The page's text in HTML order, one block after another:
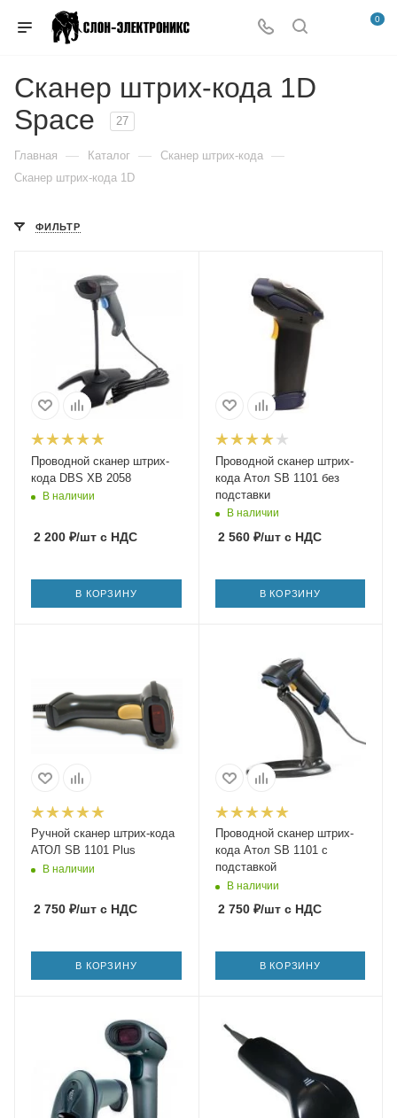
0
Сканер штрих-кода 1D
Space
27
Главная — Каталог — Сканер штрих-кода —
Сканер штрих-кода 1D
ФИЛЬТР
Проводной сканер штрих-
кода DBS XB 2058
В наличии
2 200 ₽/шт с НДС
В КОРЗИНУ
Проводной сканер штрих-
кода Атол SB 1101 без
подставки
В наличии
2 560₽/штс НДС
В КОРЗИНУ
Ручной сканер штрих-кода
АТОЛ SB 1101 Plus
В наличии
2 750 ₽/шт с НДС
В КОРЗИНУ
Проводной сканер штрих-
кода Атол SB 1101 с
подставкой
В наличии
2 750₽/штс НДС
В КОРЗИНУ